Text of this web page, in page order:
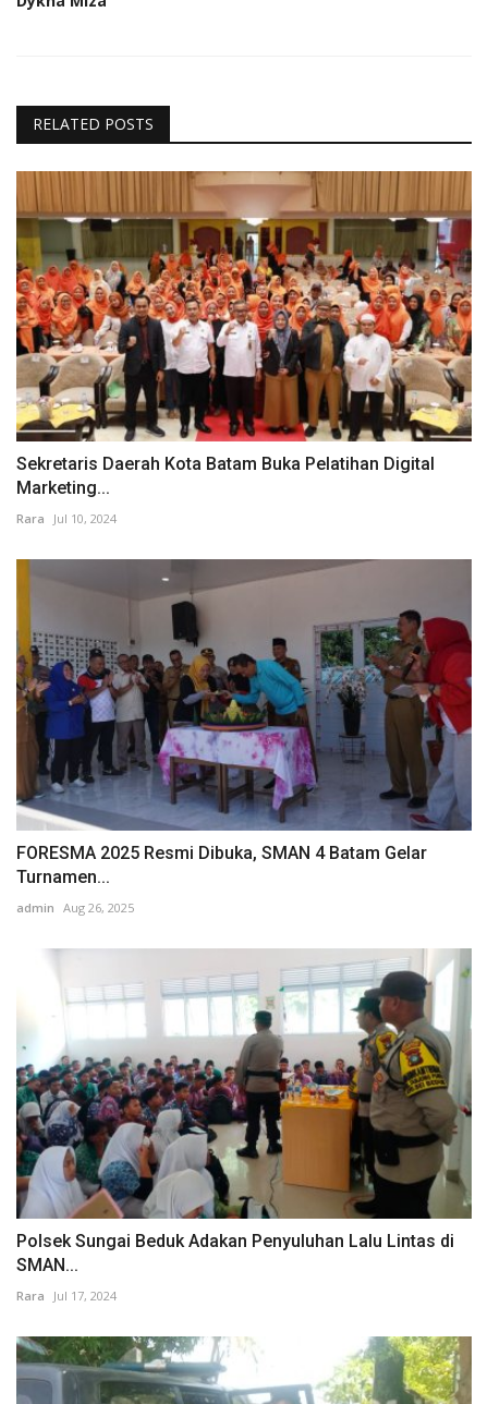
RELATED POSTS
Sekretaris Daerah Kota Batam Buka Pelatihan Digital
Marketing...
Rara Jul 10, 2024
FORESMA 2025 Resmi Dibuka, SMAN 4 Batam Gelar
Turnamen...
admin Aug 26, 2025
Polsek Sungai Beduk Adakan Penyuluhan Lalu Lintas di
SMAN...
Rara Jul 17, 2024